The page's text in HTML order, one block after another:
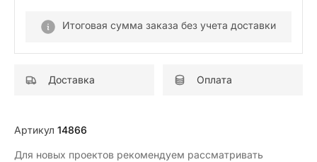
Итоговая сумма заказа без учета доставки
Доставка Оплата
Артикул 14866
Для новых проектов рекомендуем рассматривать